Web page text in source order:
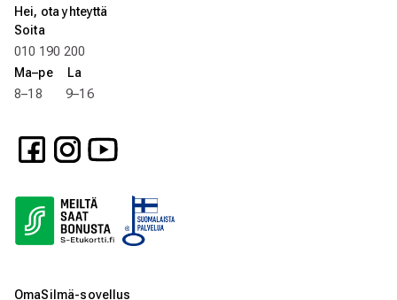
Hei, ota yhteyttä
Soita
010 190 200
Ma–pe La
8–18 9–16
OmaSilmä-sovellus